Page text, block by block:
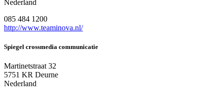
Nederland
085 484 1200
http://www.teaminova.nl/
Spiegel crossmedia communicatie
Martinetstraat 32
5751 KR Deurne
Nederland